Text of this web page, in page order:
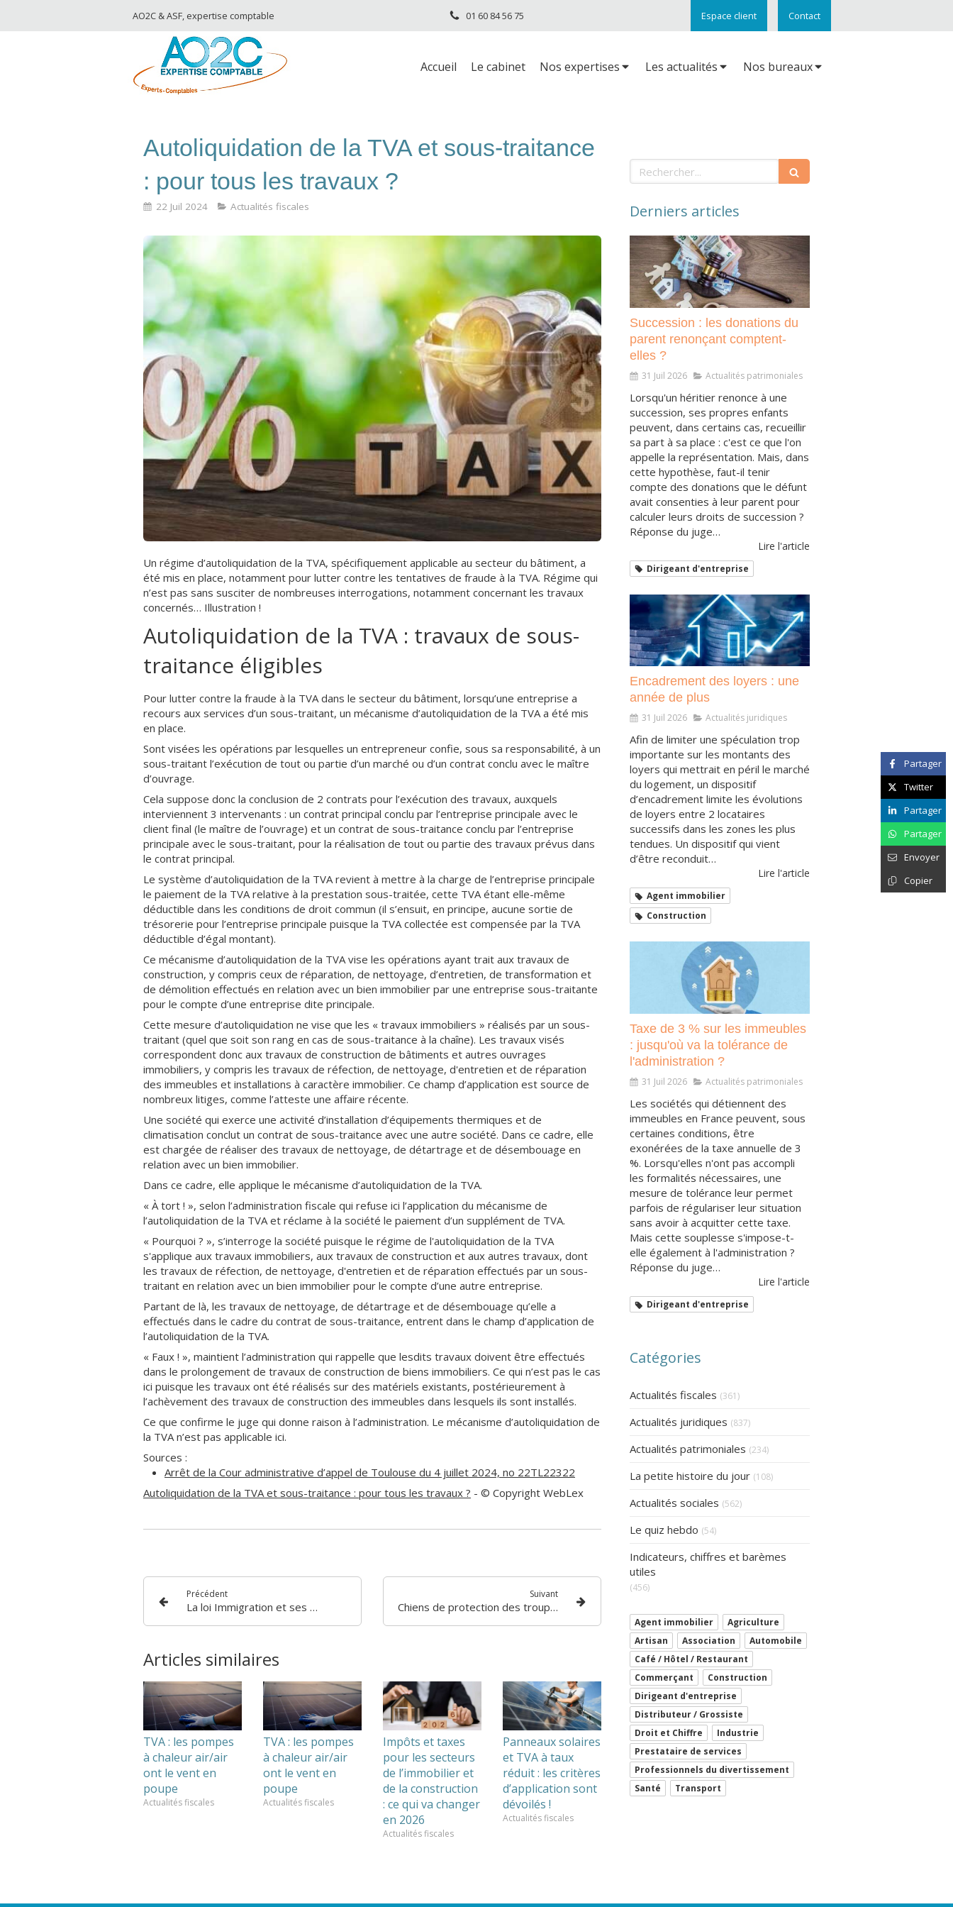
AO2C & ASF, expertise comptable 01 60 84 56 75 Contact
Espace client
Accueil Le cabinet Nos expertises Les actualités Nos bureaux
Autoliquidation de la TVA et sous-traitance
: pour tous les travaux ?
22 Juil 2024 Actualités fiscales
Un régime d’autoliquidation de la TVA, spécifiquement applicable au secteur du bâtiment, a
été mis en place, notamment pour lutter contre les tentatives de fraude à la TVA. Régime qui
n’est pas sans susciter de nombreuses interrogations, notamment concernant les travaux
concernés… Illustration !
Autoliquidation de la TVA : travaux de sous-
traitance éligibles
Pour lutter contre la fraude à la TVA dans le secteur du bâtiment, lorsqu’une entreprise a
recours aux services d’un sous-traitant, un mécanisme d’autoliquidation de la TVA a été mis
en place.
Sont visées les opérations par lesquelles un entrepreneur confie, sous sa responsabilité, à un
sous-traitant l’exécution de tout ou partie d’un marché ou d’un contrat conclu avec le maître
d’ouvrage.
Cela suppose donc la conclusion de 2 contrats pour l’exécution des travaux, auxquels
interviennent 3 intervenants : un contrat principal conclu par l’entreprise principale avec le
client final (le maître de l’ouvrage) et un contrat de sous-traitance conclu par l’entreprise
principale avec le sous-traitant, pour la réalisation de tout ou partie des travaux prévus dans
le contrat principal.
Le système d’autoliquidation de la TVA revient à mettre à la charge de l’entreprise principale
le paiement de la TVA relative à la prestation sous-traitée, cette TVA étant elle-même
déductible dans les conditions de droit commun (il s’ensuit, en principe, aucune sortie de
trésorerie pour l’entreprise principale puisque la TVA collectée est compensée par la TVA
déductible d’égal montant).
Ce mécanisme d’autoliquidation de la TVA vise les opérations ayant trait aux travaux de
construction, y compris ceux de réparation, de nettoyage, d’entretien, de transformation et
de démolition effectués en relation avec un bien immobilier par une entreprise sous-traitante
pour le compte d’une entreprise dite principale.
Cette mesure d’autoliquidation ne vise que les « travaux immobiliers » réalisés par un sous-
traitant (quel que soit son rang en cas de sous-traitance à la chaîne). Les travaux visés
correspondent donc aux travaux de construction de bâtiments et autres ouvrages
immobiliers, y compris les travaux de réfection, de nettoyage, d'entretien et de réparation
des immeubles et installations à caractère immobilier. Ce champ d’application est source de
nombreux litiges, comme l’atteste une affaire récente.
Une société qui exerce une activité d’installation d’équipements thermiques et de
climatisation conclut un contrat de sous-traitance avec une autre société. Dans ce cadre, elle
est chargée de réaliser des travaux de nettoyage, de détartrage et de désembouage en
relation avec un bien immobilier.
Dans ce cadre, elle applique le mécanisme d’autoliquidation de la TVA.
« À tort ! », selon l’administration fiscale qui refuse ici l’application du mécanisme de
l’autoliquidation de la TVA et réclame à la société le paiement d’un supplément de TVA.
« Pourquoi ? », s’interroge la société puisque le régime de l'autoliquidation de la TVA
s'applique aux travaux immobiliers, aux travaux de construction et aux autres travaux, dont
les travaux de réfection, de nettoyage, d'entretien et de réparation effectués par un sous-
traitant en relation avec un bien immobilier pour le compte d’une autre entreprise.
Partant de là, les travaux de nettoyage, de détartrage et de désembouage qu’elle a
effectués dans le cadre du contrat de sous-traitance, entrent dans le champ d’application de
l’autoliquidation de la TVA.
« Faux ! », maintient l’administration qui rappelle que lesdits travaux doivent être effectués
dans le prolongement de travaux de construction de biens immobiliers. Ce qui n’est pas le cas
ici puisque les travaux ont été réalisés sur des matériels existants, postérieurement à
l’achèvement des travaux de construction des immeubles dans lesquels ils sont installés.
Ce que confirme le juge qui donne raison à l’administration. Le mécanisme d’autoliquidation de
la TVA n’est pas applicable ici.
Sources :
Arrêt de la Cour administrative d’appel de Toulouse du 4 juillet 2024, no 22TL22322
Autoliquidation de la TVA et sous-traitance : pour tous les travaux ? - © Copyright WebLex
Précédent
La loi Immigration et ses conséquences sociales en entreprise
Suivant
Chiens de protection des troupeaux : du nouveau !
Articles similaires
TVA : les pompes
à chaleur air/air
ont le vent en
poupe
Actualités fiscales
TVA : les pompes
à chaleur air/air
ont le vent en
poupe
Actualités fiscales
Impôts et taxes
pour les secteurs
de l’immobilier et
de la construction
: ce qui va changer
en 2026
Actualités fiscales
Panneaux solaires
et TVA à taux
réduit : les critères
d’application sont
dévoilés !
Actualités fiscales
Partager
Twitter
Partager
Partager
Envoyer
Copier
Rechercher
Derniers articles
Succession : les donations du
parent renonçant comptent-
elles ?
31 Juil 2026 Actualités patrimoniales
Lorsqu'un héritier renonce à une
succession, ses propres enfants
peuvent, dans certains cas, recueillir
sa part à sa place : c'est ce que l'on
appelle la représentation. Mais, dans
cette hypothèse, faut-il tenir
compte des donations que le défunt
avait consenties à leur parent pour
calculer leurs droits de succession ?
Réponse du juge…
Lire l'article
Dirigeant d'entreprise
Encadrement des loyers : une
année de plus
31 Juil 2026 Actualités juridiques
Afin de limiter une spéculation trop
importante sur les montants des
loyers qui mettrait en péril le marché
du logement, un dispositif
d’encadrement limite les évolutions
de loyers entre 2 locataires
successifs dans les zones les plus
tendues. Un dispositif qui vient
d’être reconduit…
Lire l'article
Agent immobilier
Construction
Taxe de 3 % sur les immeubles
: jusqu'où va la tolérance de
l'administration ?
31 Juil 2026 Actualités patrimoniales
Les sociétés qui détiennent des
immeubles en France peuvent, sous
certaines conditions, être
exonérées de la taxe annuelle de 3
%. Lorsqu'elles n'ont pas accompli
les formalités nécessaires, une
mesure de tolérance leur permet
parfois de régulariser leur situation
sans avoir à acquitter cette taxe.
Mais cette souplesse s'impose-t-
elle également à l'administration ?
Réponse du juge…
Lire l'article
Dirigeant d'entreprise
Catégories
Actualités fiscales (361)
Actualités juridiques (837)
Actualités patrimoniales (234)
La petite histoire du jour (108)
Actualités sociales (562)
Le quiz hebdo (54)
Indicateurs, chiffres et barèmes
utiles
(456)
Agent immobilier
Agriculture
Artisan
Association
Automobile
Café / Hôtel / Restaurant
Commerçant
Construction
Dirigeant d'entreprise
Distributeur / Grossiste
Droit et Chiffre
Industrie
Prestataire de services
Professionnels du divertissement
Santé
Transport